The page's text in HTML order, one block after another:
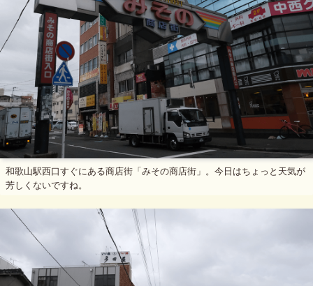
和歌山駅西口すぐにある商店街「みその商店街」。今日はちょっと天気が
芳しくないですね。